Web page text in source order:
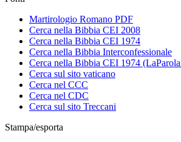
Martirologio Romano PDF
Cerca nella Bibbia CEI 2008
Cerca nella Bibbia CEI 1974
Cerca nella Bibbia Interconfessionale
Cerca nella Bibbia CEI 1974
Cerca sul sito vaticano
Cerca nel CCC
Cerca nel CDC
Cerca sul sito Treccani
Stampa/esporta